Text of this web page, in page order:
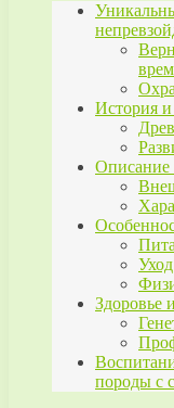
История
Описание
Здоровье
породы с